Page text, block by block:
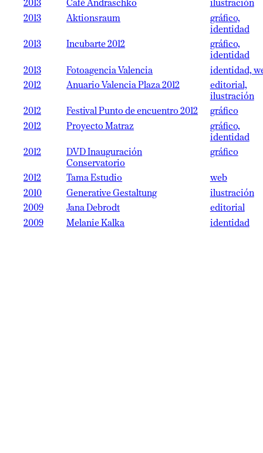
2013
Café Andraschko
ilustración
2013
Aktionsraum
gráfico,
identidad
2013
Incubarte 2012
gráfico,
identidad
2013
Fotoagencia Valencia
identidad,
2012
Anuario Valencia Plaza 2012
editorial,
ilustración
2012
Festival Punto de encuentro 2012
gráfico
2012
Proyecto Matraz
gráfico,
identidad
2012
DVD Inauguración
Conservatorio
gráfico
2012 Tama Estudio
web
2010
Generative Gestaltung
ilustración
2009
Jana Debrodt
editorial
2009
Melanie Kalka identidad